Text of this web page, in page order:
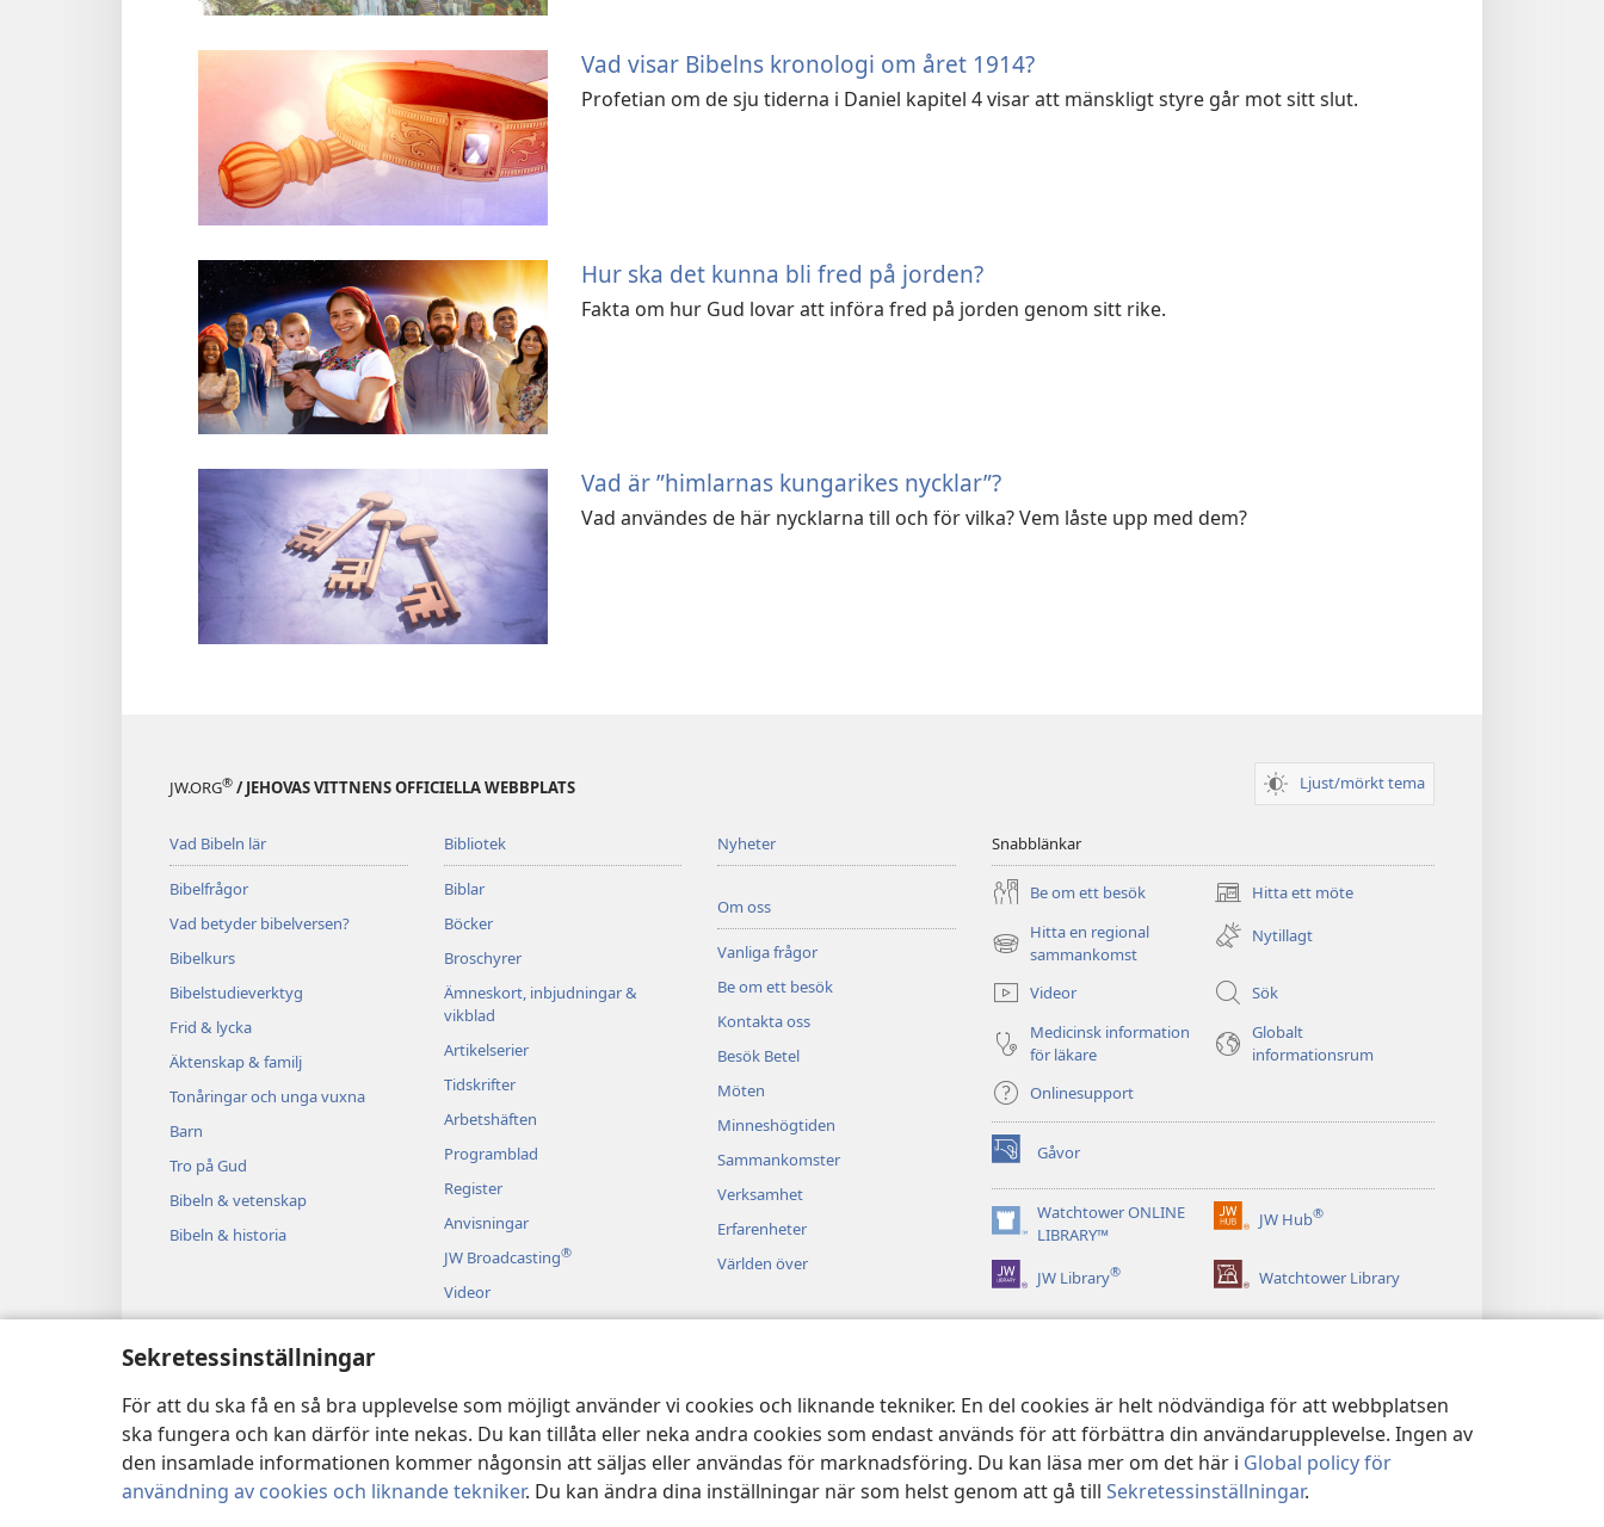
Sekretessinställningar
För att du ska få en så bra upplevelse som möjligt använder vi cookies och liknande tekniker. En del cookies är helt nödvändiga för att webbplatsen
ska fungera och kan därför inte nekas. Du kan tillåta eller neka andra cookies som endast används för att förbättra din användarupplevelse. Ingen av
den insamlade informationen kommer någonsin att säljas eller användas för marknadsföring. Du kan läsa mer om det här i Global policy för
användning av cookies och liknande tekniker. Du kan ändra dina inställningar när som helst genom att gå till Sekretessinställningar.
Vad visar Bibelns kronologi om året 1914?
Profetian om de sju tiderna i Daniel kapitel 4 visar att mänskligt styre går mot sitt slut.
Hur ska det kunna bli fred på jorden?
Fakta om hur Gud lovar att införa fred på jorden genom sitt rike.
Vad är ”himlarnas kungarikes nycklar”?
Vad användes de här nycklarna till och för vilka? Vem låste upp med dem?
JW.ORG® / JEHOVAS VITTNENS OFFICIELLA WEBBPLATS Ljust/mörkt tema
Vad Bibeln lär
Bibelfrågor
Vad betyder bibelversen?
Bibelkurs
Bibelstudieverktyg
Frid & lycka
Äktenskap & familj
Tonåringar och unga vuxna
Barn
Tro på Gud
Bibeln & vetenskap
Bibeln & historia
Bibliotek
Biblar
Böcker
Broschyrer
Ämneskort, inbjudningar &
vikblad
Artikelserier
Tidskrifter
Arbetshäften
Programblad
Register
Anvisningar
JW Broadcasting®
Videor
Musik
Dramatiserad bibeluppläsning
Nyheter
Om oss
Vanliga frågor
Be om ett besök
Kontakta oss
Besök Betel
Möten
Minneshögtiden
Sammankomster
Verksamhet
Erfarenheter
Världen över
Snabblänkar
Be om ett besök Hitta ett möte
(öppnar
nytt
fönster)
Hitta en regional
sammankomst
(öppnar
fönster)
Nytillagt
Videor
Sök
Medicinsk information
för läkare
Globalt
informationsrum
Onlinesupport
Gåvor
(öppnar
nytt
fönster)Watchtower ONLINE
LIBRARY™
(öppnar
nytt
fönster)
JW Hub®
(öppnar
fönster)
JW Library® Watchtower Library
ANVÄNDARVILLKOR | SEKRETESSPOLICY SEKRETESSINSTÄLLNINGAR